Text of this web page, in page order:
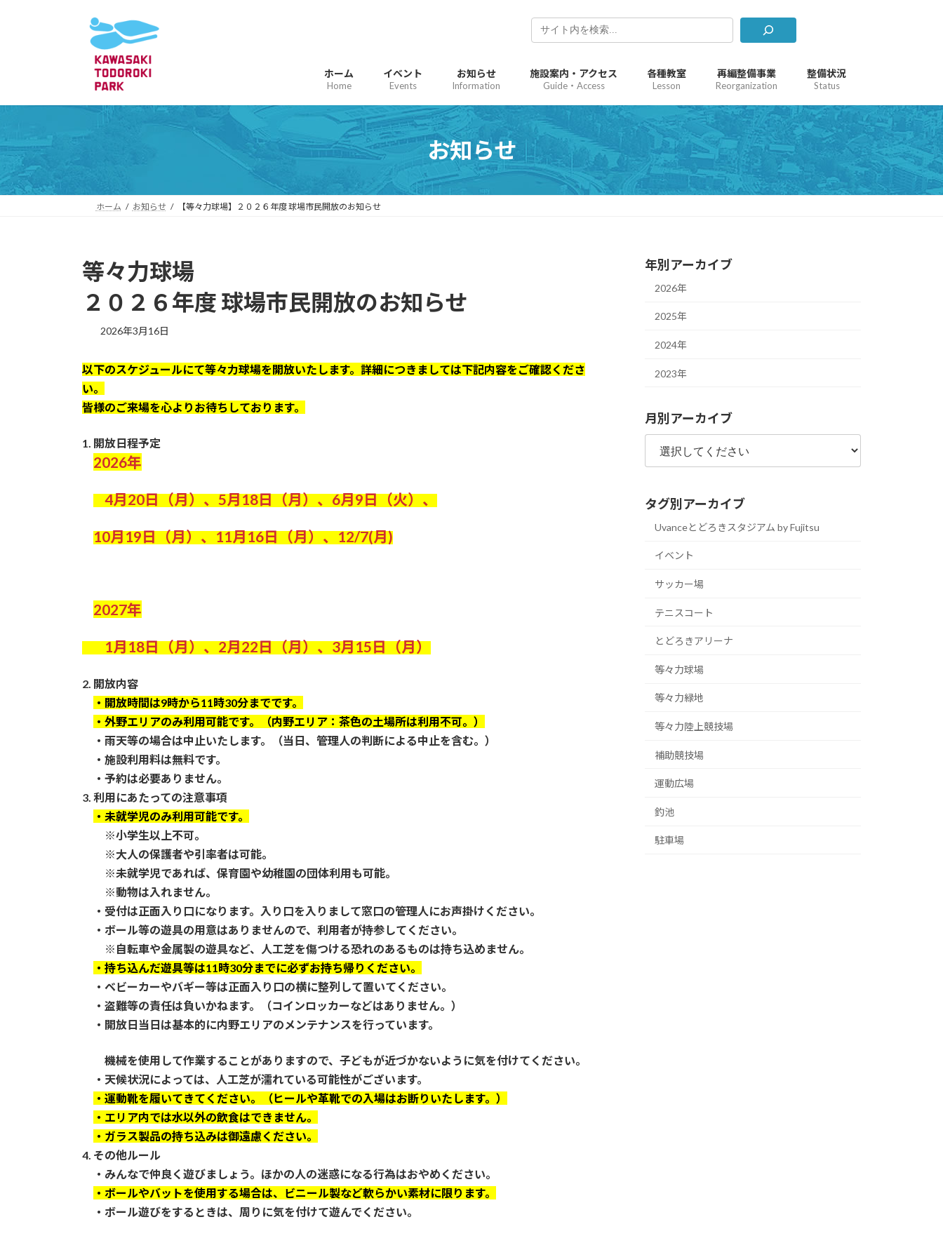
ス
ッ
プ
ン
移
動
ホーム
Home
イベント
Events
お知らせ
Information
施設案内・アクセス
Guide・Access
各種教室
Lesson
再編整備事業
Reorganization
整備状況
Status
お知らせ
ホーム お知らせ 【等々力球場】２０２６年度 球場市民開放のお知らせ
等々力球場
２０２６年度 球場市民開放のお知らせ
2026年3月16日
以下のスケジュールにて等々力球場を開放いたします。詳細につきましては下記内容をご確認くださ
い。
皆様のご来場を心よりお待ちしております。
1. 開放日程予定
2026年
4月20日（月）、5月18日（月）、6月9日（火）、
10月19日（月）、11月16日（月）、12/7(月)
2027年
1月18日（月）、2月22日（月）、3月15日（月）
2. 開放内容
・開放時間は9時から11時30分までです。
・外野エリアのみ利用可能です。（内野エリア：茶色の土場所は利用不可。）
・雨天等の場合は中止いたします。（当日、管理人の判断による中止を含む。）
・施設利用料は無料です。
・予約は必要ありません。
3. 利用にあたっての注意事項
・未就学児のみ利用可能です。
※小学生以上不可。
※大人の保護者や引率者は可能。
※未就学児であれば、保育園や幼稚園の団体利用も可能。
※動物は入れません。
・受付は正面入り口になります。入り口を入りまして窓口の管理人にお声掛けください。
・ボール等の遊具の用意はありませんので、利用者が持参してください。
※自転車や金属製の遊具など、人工芝を傷つける恐れのあるものは持ち込めません。
・持ち込んだ遊具等は11時30分までに必ずお持ち帰りください。
・ベビーカーやバギー等は正面入り口の横に整列して置いてください。
・盗難等の責任は負いかねます。（コインロッカーなどはありません。）
・開放日当日は基本的に内野エリアのメンテナンスを行っています。
機械を使用して作業することがありますので、子どもが近づかないように気を付けてください。
・天候状況によっては、人工芝が濡れている可能性がございます。
・運動靴を履いてきてください。（ヒールや革靴での入場はお断りいたします。）
・エリア内では水以外の飲食はできません。
・ガラス製品の持ち込みは御遠慮ください。
4. その他ルール
・みんなで仲良く遊びましょう。ほかの人の迷惑になる行為はおやめください。
・ボールやバットを使用する場合は、ビニール製など軟らかい素材に限ります。
・ボール遊びをするときは、周りに気を付けて遊んでください。
年別アーカイブ
2026年
2025年
2024年
2023年
月別アーカイブ
タグ別アーカイブ
Uvanceとどろきスタジアム by Fujitsu
イベント
サッカー場
テニスコート
とどろきアリーナ
等々力球場
等々力緑地
等々力陸上競技場
補助競技場
運動広場
釣池
駐車場